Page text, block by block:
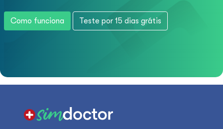
Como funciona Teste por 15 dias grátis